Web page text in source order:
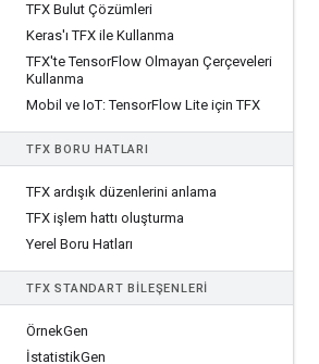
TFX Bulut Çözümleri
Keras'ı TFX ile Kullanma
TFX'te TensorFlow Olmayan Çerçeveleri
Kullanma
Mobil ve IoT: TensorFlow Lite için TFX
TFX BORU HATLARI
TFX ardışık düzenlerini anlama
TFX işlem hattı oluşturma
Yerel Boru Hatları
TFX STANDART BILEŞENLERI
ÖrnekGen
İstatistikGen